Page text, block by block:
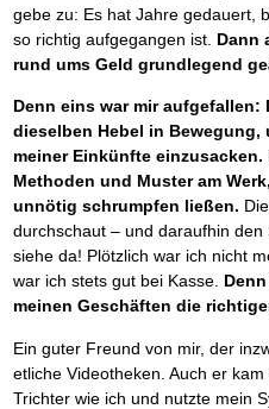
gebe zu: Es hat Jahre gedauert,
so richtig aufgegangen ist. Dann
rund ums Geld grundlegend
Denn eins war mir aufgefallen:
dieselben Hebel in Bewegung,
meiner Einkünfte einzusacken.
Methoden und Muster am
unnötig schrumpfen ließen.
durchschaut – und daraufhin
siehe da! Plötzlich war ich nicht
war ich stets gut bei Kasse.
meinen Geschäften die
Ein guter Freund von mir, der
etliche Videotheken. Auch er
Trichter wie ich und nutzte mein